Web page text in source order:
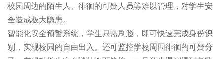
校园周边的陌生人、徘徊的可疑人员等难以管理，对学生安
全造成极大隐患。
智能化安全预警系统，学生只需刷脸，即可快速完成身份识
别，实现校园的自由出入。还可监控学校周围徘徊的可疑分